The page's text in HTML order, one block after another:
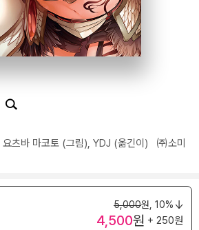
요츠바 마코토 (그림), YDJ (옮긴이) ㈜소미
5,000원, 10%
4,500원 + 250원